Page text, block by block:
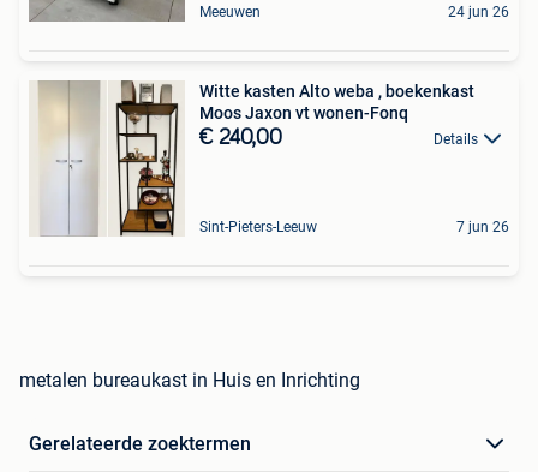
Meeuwen 24 jun 26
Witte kasten Alto weba , boekenkast
Moos Jaxon vt wonen-Fonq
€ 240,00 Details
Sint-Pieters-Leeuw 7 jun 26
metalen bureaukast in Huis en Inrichting
Gerelateerde zoektermen